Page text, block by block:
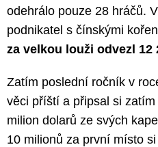
odehrálo pouze 28 hráčů.
podnikatel s čínskými
za velkou louži odvezl 12
Zatím poslední ročník v
věci příští a připsal si
milion dolarů ze svých
10 milionů za první místo